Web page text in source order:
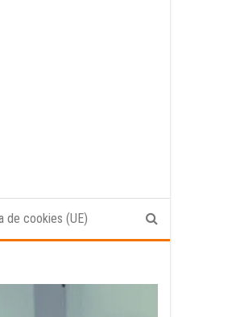
de cookies (UE)